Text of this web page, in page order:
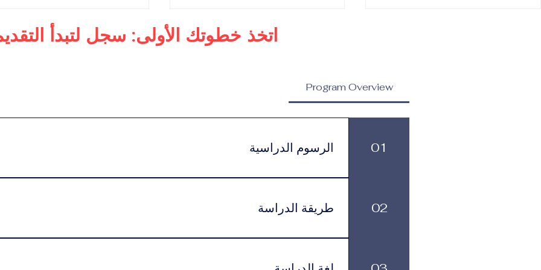
واستراتيجيات الرفاهية العالمية
اتخذ خطوتك الأولى: سجل لتبدأ
Program Overview
01 الرسوم الدراسية
الرسوم الدراسية:اضغط هنا للاطلاع على خيارات الرسوم ونظام الاشتراك
02 طريقة الدراسة
يتم تقديم هذا البرنامج بنظام التعليم عبر الإنترنت